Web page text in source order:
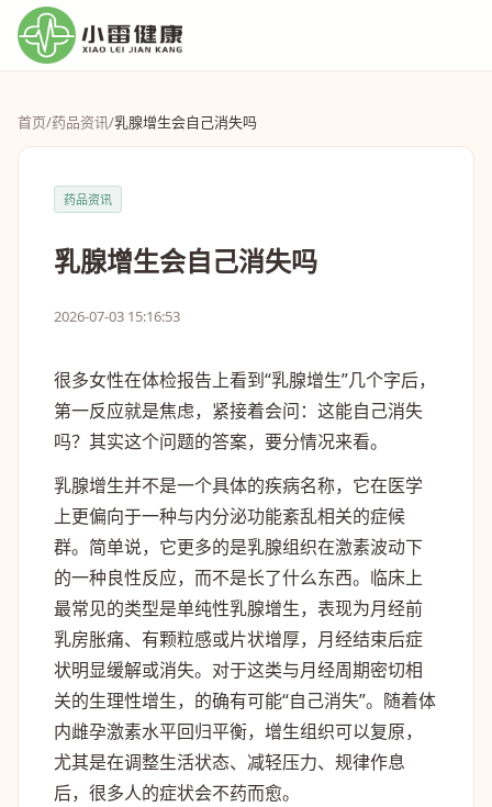
首页/药品资讯/乳腺增生会自己消失吗
药品资讯
乳腺增生会自己消失吗
2026-07-03 15:16:53
很多女性在体检报告上看到“乳腺增生”几个字后，
第一反应就是焦虑，紧接着会问：这能自己消失
吗？其实这个问题的答案，要分情况来看。
乳腺增生并不是一个具体的疾病名称，它在医学
上更偏向于一种与内分泌功能紊乱相关的症候
群。简单说，它更多的是乳腺组织在激素波动下
的一种良性反应，而不是长了什么东西。临床上
最常见的类型是单纯性乳腺增生，表现为月经前
乳房胀痛、有颗粒感或片状增厚，月经结束后症
状明显缓解或消失。对于这类与月经周期密切相
关的生理性增生，的确有可能“自己消失”。随着体
内雌孕激素水平回归平衡，增生组织可以复原，
尤其是在调整生活状态、减轻压力、规律作息
后，很多人的症状会不药而愈。